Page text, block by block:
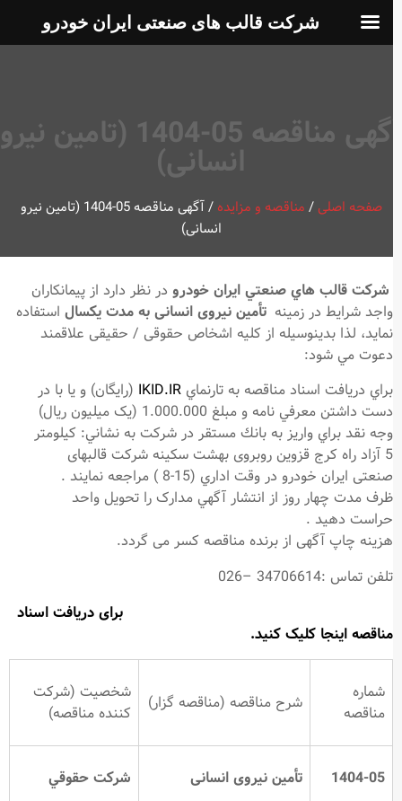
آگهی مناقصه 05-1404 (تامین نیرو
انسانی)
صفحه اصلی/مناقصه و مزایده/
آگهی مناقصه 05-1404 (تامین نیرو
انسانی)
شركت قالب هاي صنعتي ايران خودرودر نظر دارد از پيمانكاران
واجد شرايط در زمينه تأمین نیروی انسانی به مدت یکسالاستفاده
نمايد، لذا بدينوسيله از كليه اشخاص حقوقی / حقیقی علاقمند
دعوت مي شود:
براي دريافت اسناد مناقصه به تارنمايIKID.IR(رايگان) و يا با در
دست داشتن معرفي نامه و مبلغ 1.000.000 (یک میلیون ریال)
وجه نقد براي واريز به بانك مستقر در شركت به نشاني: كیلومتر
5 آزاد راه کرج قزوین روبروی بهشت سکینه شرکت قالبهای
صنعتی ایران خودرو در وقت اداري (15-8 ) مراجعه نمايند .
ظرف مدت چهار روز از انتشار آگهي مدارک را تحویل واحد
حراست دهید .
هزینه چاپ آگهی از برنده مناقصه کسر می گردد.
تلفن تماس :34706614 –026
برای دریافت اسناد
مناقصه اینجا کلیک کنید.
شماره
مناقصه
شرح مناقصه (مناقصه گزار)
شخصيت (شرکت
کننده مناقصه)
1404-05 تأمین نیروی انسانی شركت حقوقي
شرکت قالب های صنعتی ایران خودرو